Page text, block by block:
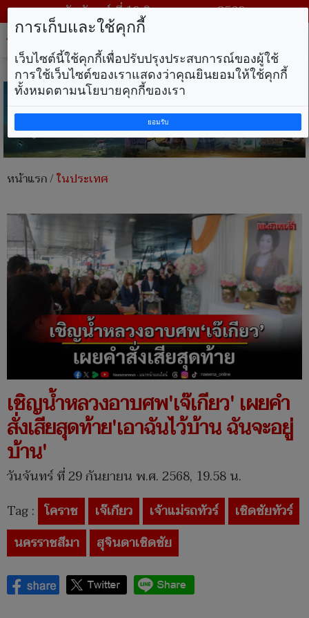
วันจันทร์ ที่ 10 สิงหาคม พ.ศ. 2569
หน้าแรก/ในประเทศ
เชิญน้ำหลวงอาบศพ'เจ๊เกียว' เผยคำ
สั่งเสียสุดท้าย'เอาฉันไว้บ้าน ฉันจะอยู่
บ้าน'
วันจันทร์ ที่ 29 กันยายน พ.ศ. 2568, 19.58 น.
Tag : โคราช เจ๊เกียว เจ้าแม่รถทัวร์
เชิดชัยทัวร์
นครราชสีมา
สุจินดาเชิดชัย
การเก็บและใช้คุกกี้
เว็บไซต์นี้ใช้คุกกี้เพื่อปรับปรุงประสบการณ์ของผู้ใช้
การใช้เว็บไซต์ของเราแสดงว่าคุณยินยอมให้ใช้คุกกี้
ทั้งหมดตามนโยบายคุกกี้ของเรา
ยอมรับ